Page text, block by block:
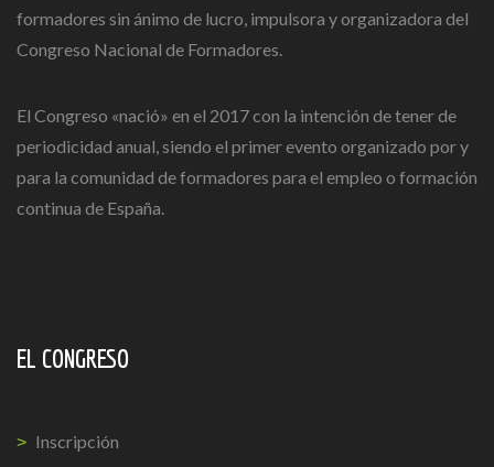
formadores sin ánimo de lucro, impulsora y organizadora del
Congreso Nacional de Formadores.
El Congreso «nació» en el 2017 con la intención de tener de
periodicidad anual, siendo el primer evento organizado por y
para la comunidad de formadores para el empleo o formación
continua de España.
EL CONGRESO
Inscripción